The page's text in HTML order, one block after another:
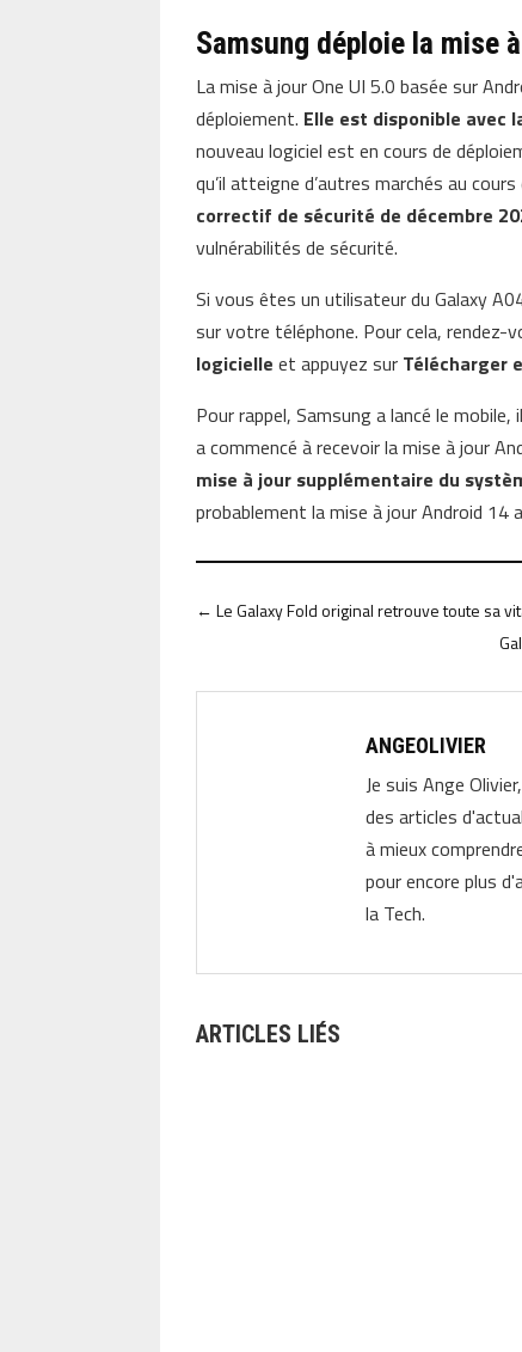
Samsung déploie la mise
La mise à jour One UI 5.0 basée sur
déploiement. Elle est disponible avec
nouveau logiciel est en cours de
qu’il atteigne d’autres marchés au
correctif de sécurité de décembre
vulnérabilités de sécurité.
Si vous êtes un utilisateur du Galaxy
sur votre téléphone. Pour cela, rendez-
logicielle et appuyez sur Télécharger
Pour rappel, Samsung a lancé le
a commencé à recevoir la mise à jour
mise à jour supplémentaire du
probablement la mise à jour Android 14
←Le Galaxy Fold original retrouve toute sa
ANGEOLIVIER
Je suis Ange
des articles
à mieux
pour encore plus
la Tech.
ARTICLES LIÉS